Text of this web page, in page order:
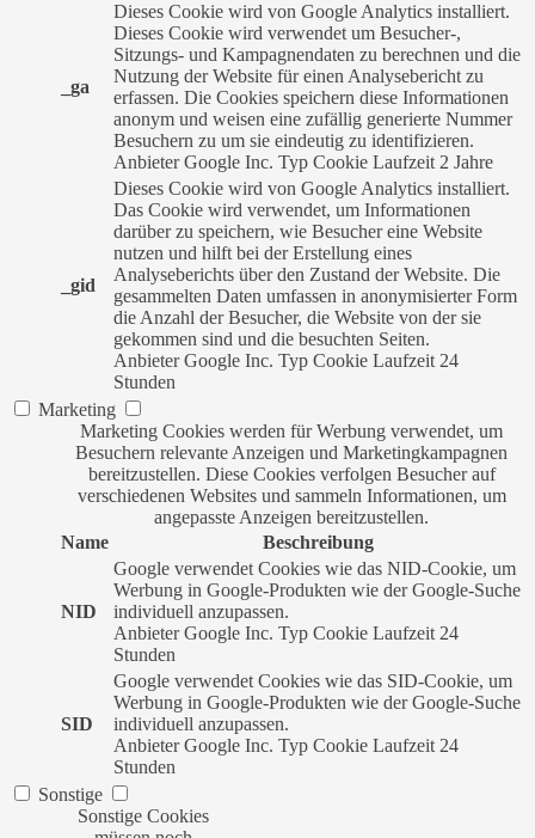
_ga
Dieses Cookie wird von Google Analytics installiert.
Dieses Cookie wird verwendet um Besucher-,
Sitzungs- und Kampagnendaten zu berechnen und die
Nutzung der Website für einen Analysebericht zu
erfassen. Die Cookies speichern diese Informationen
anonym und weisen eine zufällig generierte Nummer
Besuchern zu um sie eindeutig zu identifizieren.
Anbieter Google Inc. Typ Cookie Laufzeit 2 Jahre
_gid
Dieses Cookie wird von Google Analytics installiert.
Das Cookie wird verwendet, um Informationen
darüber zu speichern, wie Besucher eine Website
nutzen und hilft bei der Erstellung eines
Analyseberichts über den Zustand der Website. Die
gesammelten Daten umfassen in anonymisierter Form
die Anzahl der Besucher, die Website von der sie
gekommen sind und die besuchten Seiten.
Anbieter Google Inc. Typ Cookie Laufzeit 24
Stunden
Marketing
Marketing Cookies werden für Werbung verwendet, um
Besuchern relevante Anzeigen und Marketingkampagnen
bereitzustellen. Diese Cookies verfolgen Besucher auf
verschiedenen Websites und sammeln Informationen, um
angepasste Anzeigen bereitzustellen.
Name
Beschreibung
NID
Google verwendet Cookies wie das NID-Cookie, um
Werbung in Google-Produkten wie der Google-Suche
individuell anzupassen.
Anbieter Google Inc. Typ Cookie Laufzeit 24
Stunden
SID
Google verwendet Cookies wie das SID-Cookie, um
Werbung in Google-Produkten wie der Google-Suche
individuell anzupassen.
Anbieter Google Inc. Typ Cookie Laufzeit 24
Stunden
Sonstige
Sonstige Cookies